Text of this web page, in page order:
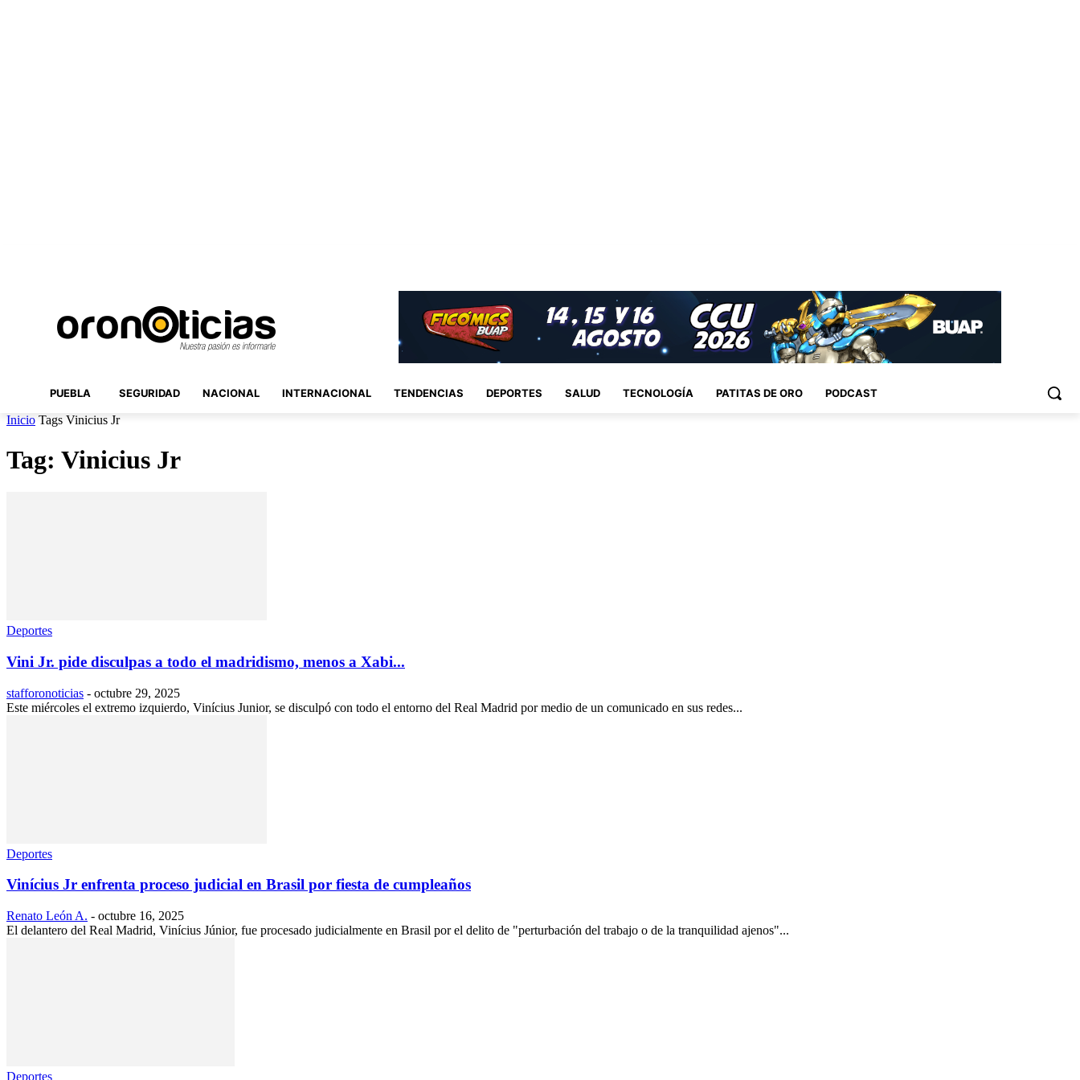
PUEBLA SEGURIDAD NACIONAL INTERNACIONAL TENDENCIAS DEPORTES SALUD TECNOLOGÍA PATITAS DE ORO PODCAST
Inicio Tags Vinicius Jr
Tag: Vinicius Jr
Deportes
Vini Jr. pide disculpas a todo el madridismo, menos a Xabi...
stafforonoticias - octubre 29, 2025
Este miércoles el extremo izquierdo, Vinícius Junior, se disculpó con todo el entorno del Real Madrid por medio de un comunicado en sus redes...
Deportes
Vinícius Jr enfrenta proceso judicial en Brasil por fiesta de cumpleaños
Renato León A. - octubre 16, 2025
El delantero del Real Madrid, Vinícius Júnior, fue procesado judicialmente en Brasil por el delito de "perturbación del trabajo o de la tranquilidad ajenos"...
Deportes